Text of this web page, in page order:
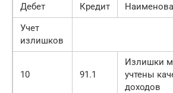
Дебет Кредит
Учет
излишков
10 91.1
Излишки
учтены
доходов